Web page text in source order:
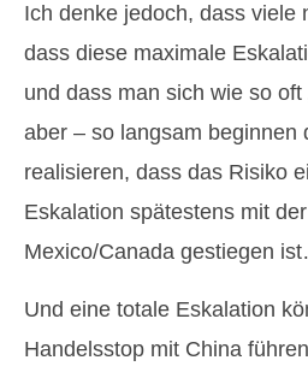
Ich denke jedoch, dass viele
dass diese maximale
und dass man sich wie so
aber – so langsam beginnen
realisieren, dass das Risiko
Eskalation spätestens mit
Mexico/Canada gestiegen
Und eine totale Eskalation
Handelsstop mit China